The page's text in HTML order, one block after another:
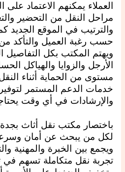
العملاء يمكنهم الاعتماد
مراحل النقل من التحضير
والترتيب في الموقع الجديد
حسب رغبة العميل والتأكد
ويهتم المكتب بكل التفاصيل
الأرجل والزوايا والهياكل
مستوى من الحماية أثناء
خدمات الدعم المستمر
والإرشادات في أي وقت
باختصار مكتب نقل أثاث بجدة
لكل من يبحث عن أمان
ويجمع بين الخبرة والمهنية
تجربة نقل متكاملة تسهم في